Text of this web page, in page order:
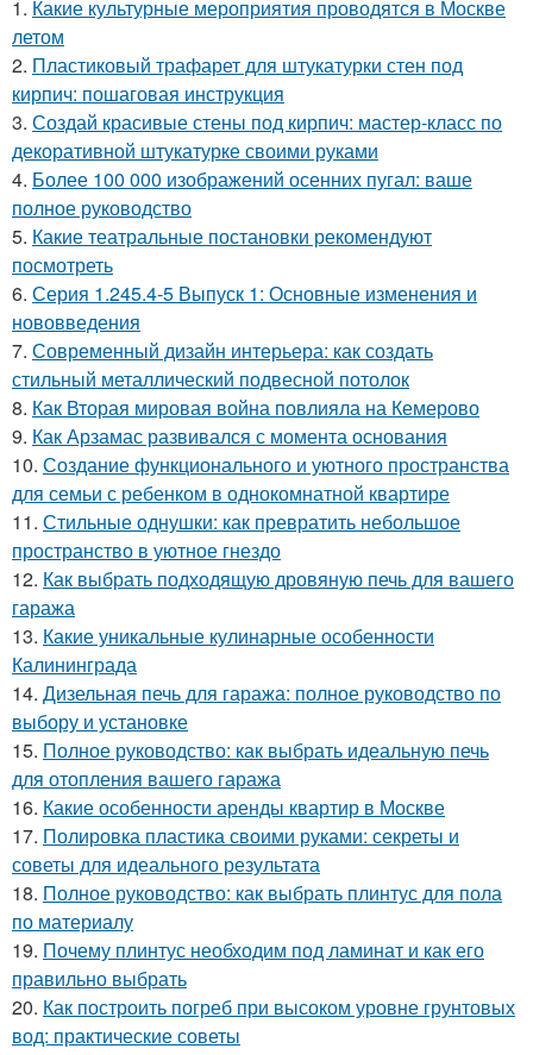
1. Какие культурные мероприятия проводятся в Москве
летом
2. Пластиковый трафарет для штукатурки стен под
кирпич: пошаговая инструкция
3. Создай красивые стены под кирпич: мастер-класс по
декоративной штукатурке своими руками
4. Более 100 000 изображений осенних пугал: ваше
полное руководство
5. Какие театральные постановки рекомендуют
посмотреть
6. Серия 1.245.4-5 Выпуск 1: Основные изменения и
нововведения
7. Современный дизайн интерьера: как создать
стильный металлический подвесной потолок
8. Как Вторая мировая война повлияла на Кемерово
9. Как Арзамас развивался с момента основания
10. Создание функционального и уютного пространства
для семьи с ребенком в однокомнатной квартире
11. Стильные однушки: как превратить небольшое
пространство в уютное гнездо
12. Как выбрать подходящую дровяную печь для вашего
гаража
13. Какие уникальные кулинарные особенности
Калининграда
14. Дизельная печь для гаража: полное руководство по
выбору и установке
15. Полное руководство: как выбрать идеальную печь
для отопления вашего гаража
16. Какие особенности аренды квартир в Москве
17. Полировка пластика своими руками: секреты и
советы для идеального результата
18. Полное руководство: как выбрать плинтус для пола
по материалу
19. Почему плинтус необходим под ламинат и как его
правильно выбрать
20. Как построить погреб при высоком уровне грунтовых
вод: практические советы